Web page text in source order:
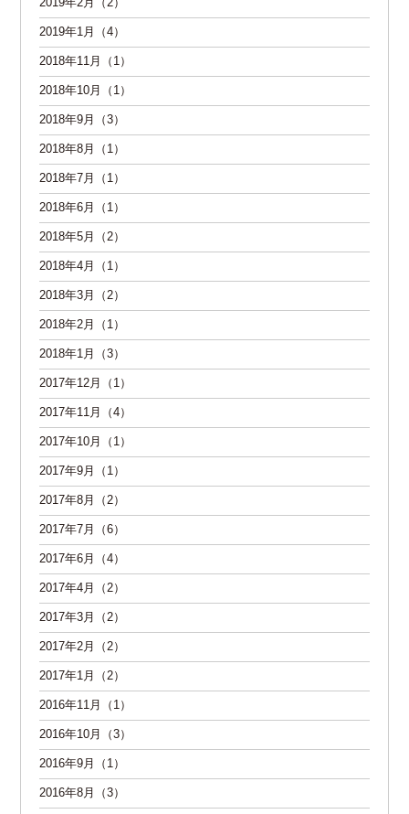
2019年1月（4）
2018年11月（1）
2018年10月（1）
2018年9月（3）
2018年8月（1）
2018年7月（1）
2018年6月（1）
2018年5月（2）
2018年4月（1）
2018年3月（2）
2018年2月（1）
2018年1月（3）
2017年12月（1）
2017年11月（4）
2017年10月（1）
2017年9月（1）
2017年8月（2）
2017年7月（6）
2017年6月（4）
2017年4月（2）
2017年3月（2）
2017年2月（2）
2017年1月（2）
2016年11月（1）
2016年10月（3）
2016年9月（1）
2016年8月（3）